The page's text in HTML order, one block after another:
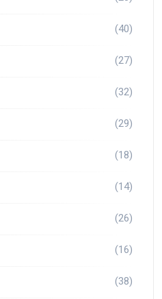
(40)
(27)
(32)
(29)
(18)
(14)
(26)
(16)
(38)